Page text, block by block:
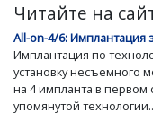
Читайте на
All-on-4/6: Имплантация
Имплантация по
установку несъемного
на 4 импланта в первом
упомянутой